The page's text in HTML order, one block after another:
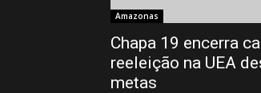
Amazonas
Chapa 19 encerra
reeleição na UEA
metas